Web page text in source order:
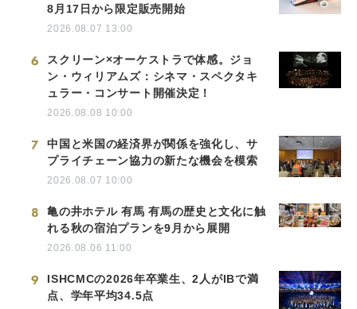
8月17日から限定販売開始
2026.08.07 13:00
6
スクリーン×オーケストラで体感。ジョ
ン・ウィリアムズ：シネマ・スペクタキ
ュラー・コンサート開催決定！
2026.08.08 10:00
7
中国と米国の経済界が関係を強化し、サ
プライチェーン協力の新たな機会を模索
2026.08.07 10:00
8
亀の井ホテル 有馬 有馬の歴史と文化に触
れる秋の宿泊プランを9月から展開
2026.08.06 11:00
9
ISHCMCの2026年卒業生、2人がIBで満
点、学年平均34.5点